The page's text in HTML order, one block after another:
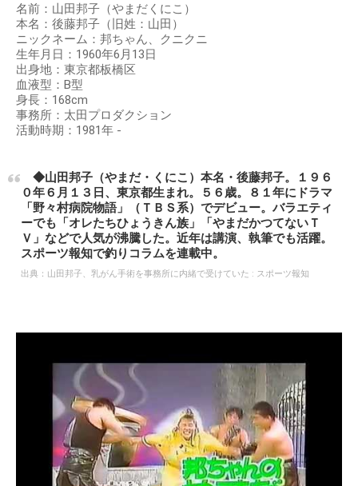
名前：山田邦子（やまだくにこ）
本名：後藤邦子（旧姓：山田）
ニックネーム：邦ちゃん、クニクニ
生年月日：1960年6月13日
出身地：東京都板橋区
血液型：B型
身長：168cm
事務所：太田プロダクション
活動時期：1981年 -
◆山田邦子（やまだ・くにこ）本名・後藤邦子。１９６
０年６月１３日、東京都生まれ。５６歳。８１年にドラマ
「野々村病院物語」（ＴＢＳ系）でデビュー。バラエティ
ーでも「オレたちひょうきん族」「やまだかつてないＴ
Ｖ」などで人気が沸騰した。近年は講演、執筆でも活躍。
スポーツ報知で釣りコラムを連載中。
出典： 山田邦子、乳がん手術を事務所に内緒で受けていた : スポーツ報知